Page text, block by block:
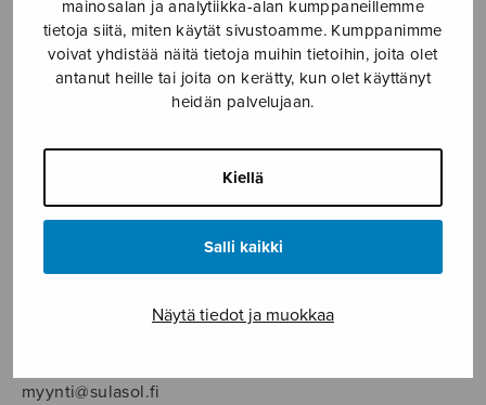
mainosalan ja analytiikka-alan kumppaneillemme
tietoja siitä, miten käytät sivustoamme. Kumppanimme
voivat yhdistää näitä tietoja muihin tietoihin, joita olet
antanut heille tai joita on kerätty, kun olet käyttänyt
heidän palvelujaan.
Kiellä
Salli kaikki
Näytä tiedot ja muokkaa
YKSINLAULU
Sulasol nuottikauppa
ma–pe klo 10–16 tai sopimuksen mukaan
Tallberginkatu 1 B, 1,5 krs.
myynti@sulasol.fi